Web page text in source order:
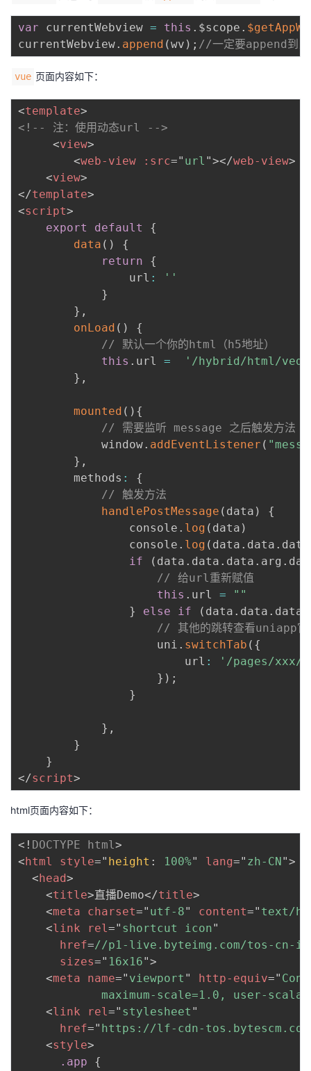
发
者
堂
的
我
Programs
的
支
我
技
的
var currentWebview = this . $scope .
currentWebview. append (wv ) ; //一定要append到当
vue 页面内容如下：
<template>
<!-- 注：使用动态url -->
<view>
<web-view :src=" url "></web-view>
<view>
</template>
<script>
export
default
{
data ( )
{
return
{
				url
:
''
}
} ,
onLoad ( )
{
// 默认一个你的html（h5地址）
this . url =
'/hybrid/html/
} ,
mounted ( ) {
// 需要监听 message 之后触发方法
			window
. addEventListener (
} ,
		methods
:
{
// 触发方法
handlePostMessage ( data )
{
				console
. log ( data )
				console
. log ( data . data . data
if
( data . data . data . arg .
// 给url重新赋值
this . url =
""
}
else if ( data . data . data
// 其他的跳转查看uniapp官
					uni
. switchTab ( {
						url
:
'/pages/xxx/
} ) ;
}
} ,
}
}
</script>
html页面内容如下：
<! DOCTYPE html>
< html style=" height : 100%" lang=" zh-CN ">
< head>
<title>直播Demo</title>
<meta charset=" utf-8" content=" text/
<link rel=" shortcut icon"
href=//p1-live.byteimg.com/tos-cn-i-
sizes=" 16x16">
<meta name=" viewport " http-equiv="
maximum-scale=1.0, user-
<link rel=" stylesheet "
href=" https://lf-cdn-
<style>
.app
{